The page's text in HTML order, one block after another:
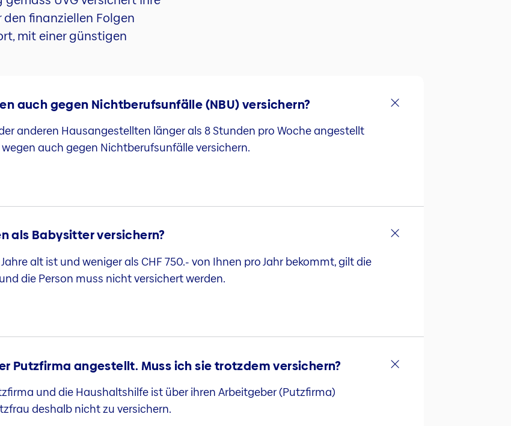
finanziellen Folgen
mit einer günstigen
auch gegen Nichtberufsunfälle (NBU) versichern?
anderen Hausangestellten länger als 8 Stunden pro Woche angestellt
auch gegen Nichtberufsunfälle versichern.
als Babysitter versichern?
alt ist und weniger als CHF 750.- von Ihnen pro Jahr bekommt, gilt die
die Person muss nicht versichert werden.
Putzfirma angestellt. Muss ich sie trotzdem versichern?
und die Haushaltshilfe ist über ihren Arbeitgeber (Putzfirma)
deshalb nicht zu versichern.